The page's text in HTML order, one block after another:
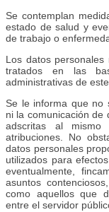
Se contemplan
estado de salud y
de trabajo o
Los datos
tratados en las
administrativas de
Se le informa que no
ni la comunicación de
adscritas al
atribuciones. No
datos personales
utilizados para
eventualmente,
asuntos
como aquellos que
entre el servidor